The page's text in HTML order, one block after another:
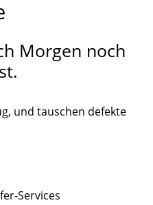
Morgen noch
und tauschen defekte